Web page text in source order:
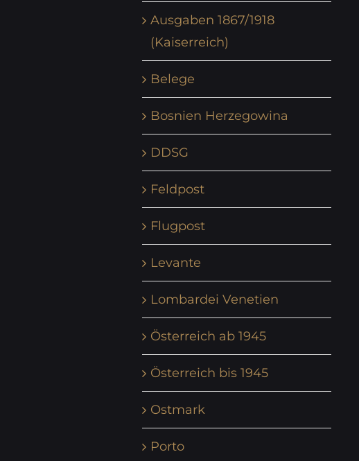
Ausgaben 1867/1918
(Kaiserreich)
Belege
Bosnien Herzegowina
DDSG
Feldpost
Flugpost
Levante
Lombardei Venetien
Österreich ab 1945
Österreich bis 1945
Ostmark
Porto